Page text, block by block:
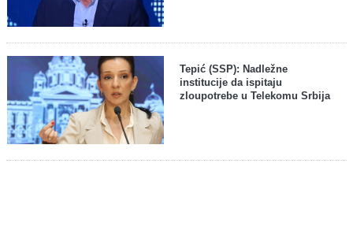
Tepić (SSP): Nadležne
institucije da ispitaju
zloupotrebe u Telekomu Srbija